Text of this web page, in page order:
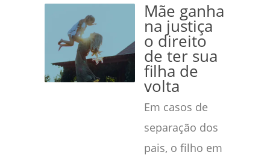
Mãe ganha
na justiça
o direito
de ter sua
filha de
volta
Em casos de
separação dos
pais, o filho em